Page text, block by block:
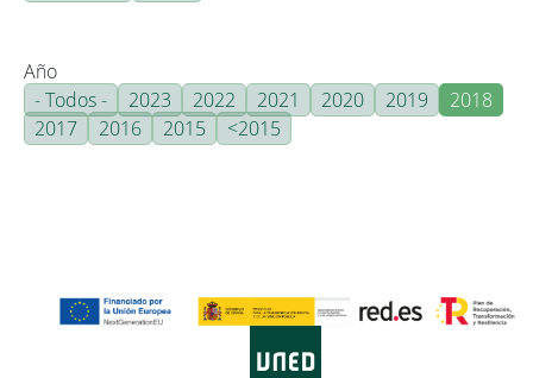
Año
- Todos -
2023 2022 2021 2020 2019
2018
2017
2016 2015 <2015